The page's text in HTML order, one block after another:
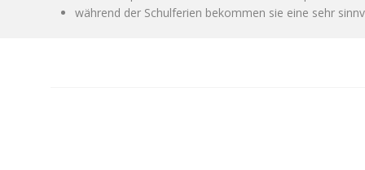
während der Schulferien bekommen sie eine sehr